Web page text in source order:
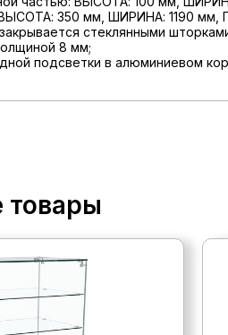
350 мм, ШИРИНА: 1190 мм,
стеклянными
8 мм;
подсветки в алюминиевом